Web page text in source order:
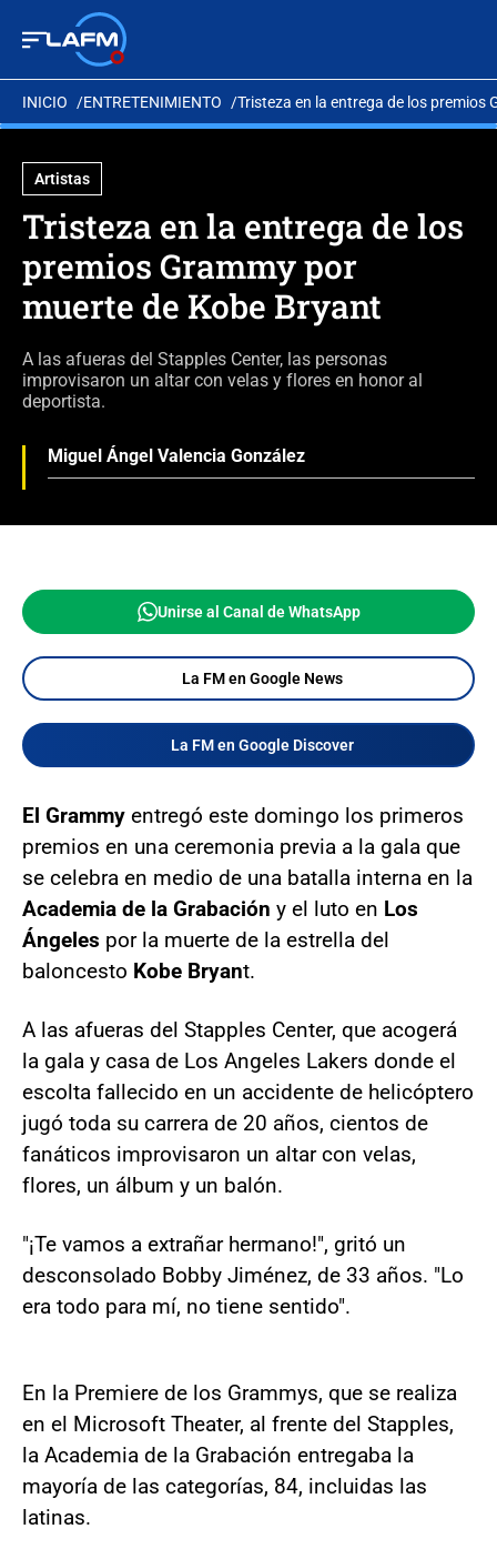
INICIO ENTRETENIMIENTO Tristeza en la entrega de los premios
Artistas
Tristeza en la entrega de los
premios Grammy por
muerte de Kobe Bryant
A las afueras del Stapples Center, las personas
improvisaron un altar con velas y flores en honor al
deportista.
Miguel Ángel Valencia González
Unirse al Canal de WhatsApp
La FM en Google News
La FM en Google Discover
El Grammy entregó este domingo los primeros
premios en una ceremonia previa a la gala que
se celebra en medio de una batalla interna en la
Academia de la Grabación y el luto en Los
Ángeles por la muerte de la estrella del
baloncesto Kobe Bryant.
A las afueras del Stapples Center, que acogerá
la gala y casa de Los Angeles Lakers donde el
escolta fallecido en un accidente de helicóptero
jugó toda su carrera de 20 años, cientos de
fanáticos improvisaron un altar con velas,
flores, un álbum y un balón.
"¡Te vamos a extrañar hermano!", gritó un
desconsolado Bobby Jiménez, de 33 años. "Lo
era todo para mí, no tiene sentido".
En la Premiere de los Grammys, que se realiza
en el Microsoft Theater, al frente del Stapples,
la Academia de la Grabación entregaba la
mayoría de las categorías, 84, incluidas las
latinas.